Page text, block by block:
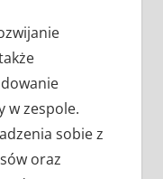
w zespole.
sobie z
oraz